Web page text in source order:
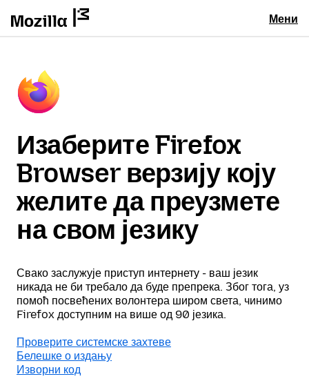
Мени
Изаберите Firefox
Browser верзију коју
желите да преузмете
на свом језику
Свако заслужује приступ интернету - ваш језик
никада не би требало да буде препрека. Због тога, уз
помоћ посвећених волонтера широм света, чинимо
Firefox доступним на више од 90 језика.
Проверите системске захтеве
Белешке о издању
Изворни код